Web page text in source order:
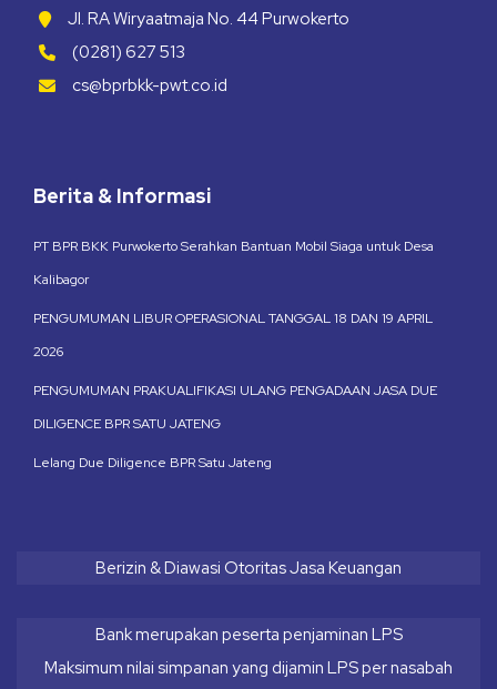
Jl. RA Wiryaatmaja No. 44 Purwokerto
(0281) 627 513
cs@bprbkk-pwt.co.id
Berita & Informasi
PT BPR BKK Purwokerto Serahkan Bantuan Mobil Siaga untuk Desa
Kalibagor
PENGUMUMAN LIBUR OPERASIONAL TANGGAL 18 DAN 19 APRIL
2026
PENGUMUMAN PRAKUALIFIKASI ULANG PENGADAAN JASA DUE
DILIGENCE BPR SATU JATENG
Lelang Due Diligence BPR Satu Jateng
Berizin & Diawasi Otoritas Jasa Keuangan
Bank merupakan peserta penjaminan LPS
Maksimum nilai simpanan yang dijamin LPS per nasabah